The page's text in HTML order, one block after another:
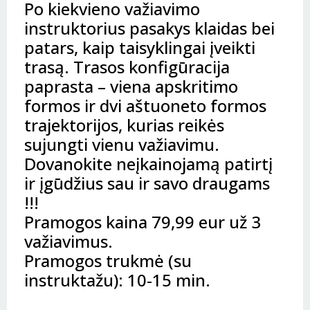
Po kiekvieno važiavimo
instruktorius pasakys klaidas bei
patars, kaip taisyklingai įveikti
trasą. Trasos konfigūracija
paprasta – viena apskritimo
formos ir dvi aštuoneto formos
trajektorijos, kurias reikės
sujungti vienu važiavimu.
Dovanokite neįkainojamą patirtį
ir įgūdžius sau ir savo draugams
!!!
Pramogos kaina 79,99 eur už 3
važiavimus.
Pramogos trukmė (su
instruktažu): 10-15 min.